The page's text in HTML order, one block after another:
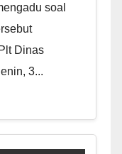
soal
Dinas
3...